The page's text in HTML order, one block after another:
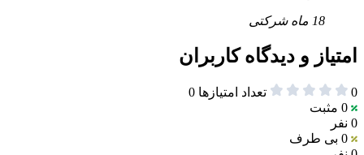
18 ماه شرکتی
امتیاز و دیدگاه کاربران
0 تعداد امتیازها 0
0 مثبت
0 نفر
0 بی طرف